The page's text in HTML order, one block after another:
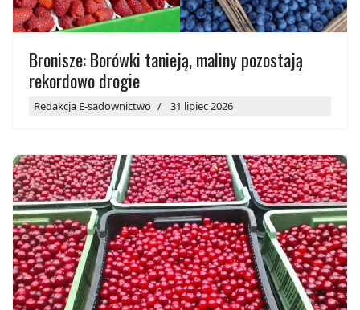
Bronisze: Borówki tanieją, maliny pozostają
rekordowo drogie
Redakcja E-sadownictwo 31 lipiec 2026